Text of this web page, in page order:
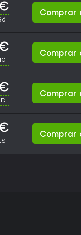
Comprar
Comprar
Comprar
Comprar